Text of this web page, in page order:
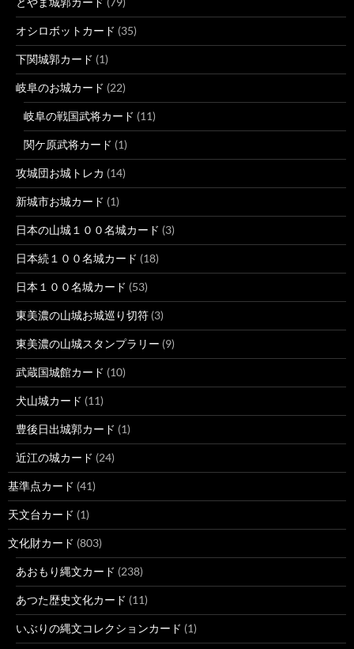
オシロボットカード (35)
下関城郭カード (1)
岐阜のお城カード (22)
岐阜の戦国武将カード (11)
関ケ原武将カード (1)
攻城団お城トレカ (14)
新城市お城カード (1)
日本の山城１００名城カード (3)
日本続１００名城カード (18)
日本１００名城カード (53)
東美濃の山城お城巡り切符 (3)
東美濃の山城スタンプラリー (9)
武蔵国城館カード (10)
犬山城カード (11)
豊後日出城郭カード (1)
近江の城カード (24)
基準点カード (41)
天文台カード (1)
文化財カード (803)
あおもり縄文カード (238)
あつた歴史文化カード (11)
いぶりの縄文コレクションカード (1)